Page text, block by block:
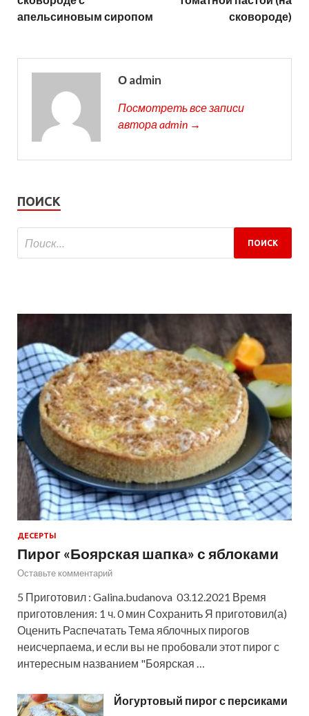
апельсиновым сиропом
сковороде)
О admin
Посмотреть все записи
автора admin →
ПОИСК
ДЕСЕРТЫ
Пирог «Боярская шапка» с яблоками
Оставьте комментарий
5 Приготовил : Galina.budanova 03.12.2021 Время
приготовления: 1 ч. 0 мин Сохранить Я приготовил(а)
Оценить Распечатать Тема яблочных пирогов
неисчерпаема, и если вы не пробовали этот пирог с
интересным названием "Боярская …
Йогуртовый пирог с персиками